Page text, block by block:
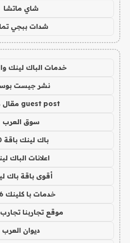
شاي ماتشا
شدات ببجي
خدمات الباك لينك
نشر جيست
guest post مقال ضيف
سوق العرب
باك لينك باقة 20
اعلانات الباك
أقوى باقة باك
خدمات با كلينك 2026
موقع تجاربنا تجارب
ديوان العرب